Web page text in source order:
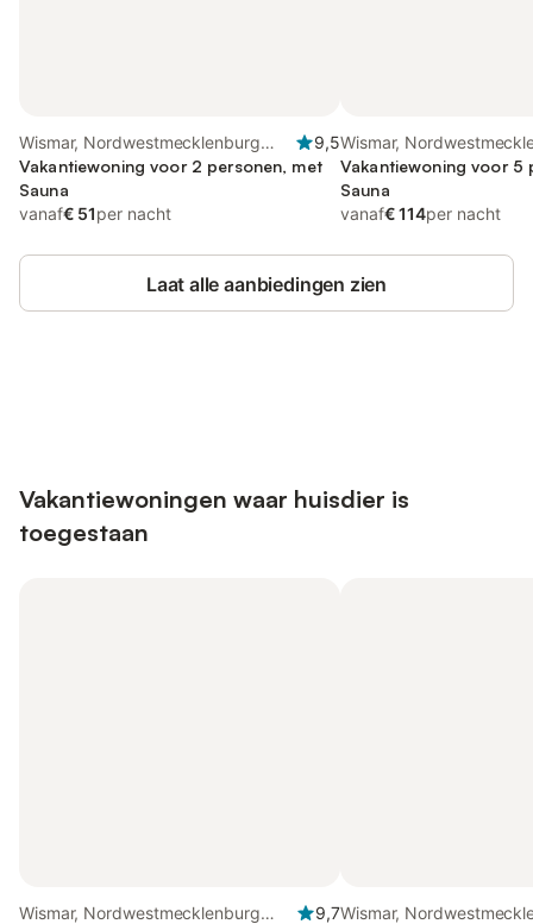
Wismar, Nordwestmecklenburg
(Wismar en omgeving)
9,5
Vakantiewoning voor 2 personen, met
Sauna
vanaf€ 51per nacht
Wismar,
(Wismar en omgeving)
Vakantiewoning voor 5
Sauna
vanaf€ 114per nacht
Laat alle aanbiedingen zien
Vakantiewoningen waar huisdier is
toegestaan
Wismar, Nordwestmecklenburg
9,7Wismar,